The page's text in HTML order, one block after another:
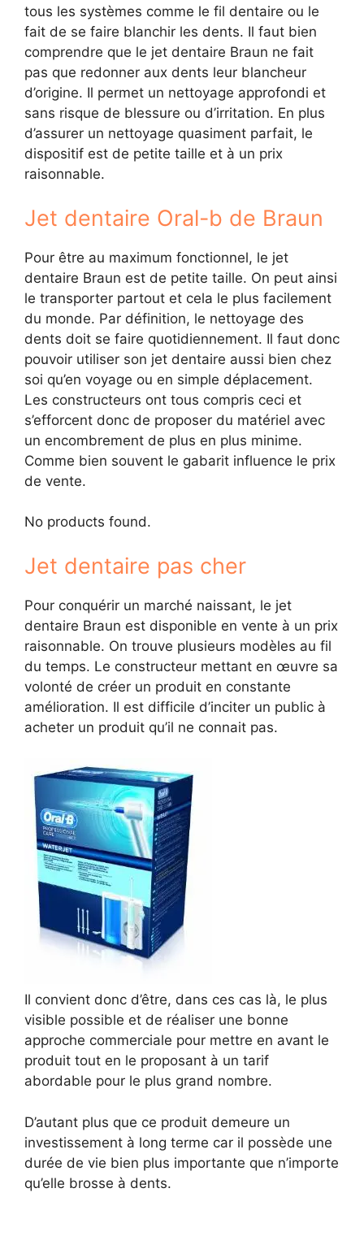
tous les systèmes comme le fil dentaire ou le
fait de se faire blanchir les dents. Il faut bien
comprendre que le jet dentaire Braun ne fait
pas que redonner aux dents leur blancheur
d’origine. Il permet un nettoyage approfondi et
sans risque de blessure ou d’irritation. En plus
d’assurer un nettoyage quasiment parfait, le
dispositif est de petite taille et à un prix
raisonnable.
Jet dentaire Oral-b de Braun
Pour être au maximum fonctionnel, le jet
dentaire Braun est de petite taille. On peut ainsi
le transporter partout et cela le plus facilement
du monde. Par définition, le nettoyage des
dents doit se faire quotidiennement. Il faut donc
pouvoir utiliser son jet dentaire aussi bien chez
soi qu’en voyage ou en simple déplacement.
Les constructeurs ont tous compris ceci et
s’efforcent donc de proposer du matériel avec
un encombrement de plus en plus minime.
Comme bien souvent le gabarit influence le prix
de vente.
No products found.
Jet dentaire pas cher
Pour conquérir un marché naissant, le jet
dentaire Braun est disponible en vente à un prix
raisonnable. On trouve plusieurs modèles au fil
du temps. Le constructeur mettant en œuvre sa
volonté de créer un produit en constante
amélioration. Il est difficile d’inciter un public à
acheter un produit qu’il ne connait pas.
Il convient donc d’être, dans ces cas là, le plus
visible possible et de réaliser une bonne
approche commerciale pour mettre en avant le
produit tout en le proposant à un tarif
abordable pour le plus grand nombre.
D’autant plus que ce produit demeure un
investissement à long terme car il possède une
durée de vie bien plus importante que n’importe
qu’elle brosse à dents.